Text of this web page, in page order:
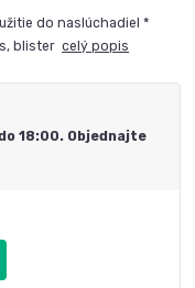
do naslúchadiel *
blistercelý popis
18:00. Objednajte